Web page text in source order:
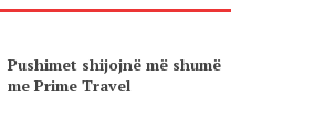
Pushimet shijojnë më shumë
me Prime Travel